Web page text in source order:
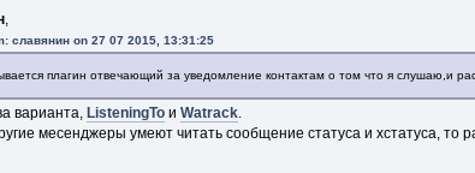
,
славянин on 27 07 2015, 13:31:25
плагин отвечающий за уведомление контактам о том что я слушаю,и
варианта, ListeningToи Watrack.
месенджеры умеют читать сообщение статуса и хстатуса, то